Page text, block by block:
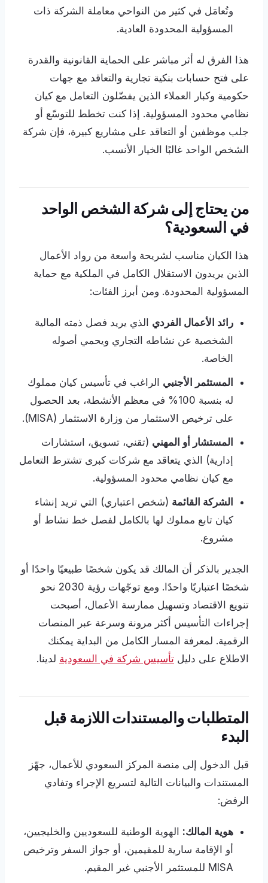
وتُعامَل في كثير من النواحي معاملة الشركة ذات
المسؤولية المحدودة العادية.
هذا الفرق له أثر مباشر على الحماية القانونية والقدرة
على فتح حسابات بنكية تجارية والتعاقد مع جهات
حكومية وكبار العملاء الذين يفضّلون التعامل مع كيان
نظامي محدود المسؤولية. إذا كنت تخطط للتوسّع أو
جلب موظفين أو التعاقد على مشاريع كبيرة، فإن شركة
الشخص الواحد غالبًا الخيار الأنسب.
من يحتاج إلى شركة الشخص الواحد
في السعودية؟
هذا الكيان مناسب لشريحة واسعة من رواد الأعمال
الذين يريدون الاستقلال الكامل في الملكية مع حماية
المسؤولية المحدودة. ومن أبرز الفئات:
رائد الأعمال الفردي الذي يريد فصل ذمته المالية
الشخصية عن نشاطه التجاري ويحمي أصوله
الخاصة.
المستثمر الأجنبي الراغب في تأسيس كيان مملوك
له بنسبة 100% في معظم الأنشطة، بعد الحصول
على ترخيص الاستثمار من وزارة الاستثمار (MISA).
المستشار أو المهني (تقني، تسويق، استشارات
إدارية) الذي يتعاقد مع شركات كبرى تشترط التعامل
مع كيان نظامي محدود المسؤولية.
الشركة القائمة (شخص اعتباري) التي تريد إنشاء
كيان تابع مملوك لها بالكامل لفصل خط نشاط أو
مشروع.
الجدير بالذكر أن المالك قد يكون شخصًا طبيعيًا واحدًا أو
شخصًا اعتباريًا واحدًا. ومع توجّهات رؤية 2030 نحو
تنويع الاقتصاد وتسهيل ممارسة الأعمال، أصبحت
إجراءات التأسيس أكثر مرونة وسرعة عبر المنصات
الرقمية. لمعرفة المسار الكامل من البداية يمكنك
الاطلاع على دليل تأسيس شركة في السعودية لدينا.
المتطلبات والمستندات اللازمة قبل
البدء
قبل الدخول إلى منصة المركز السعودي للأعمال، جهّز
المستندات والبيانات التالية لتسريع الإجراء وتفادي
الرفض:
هوية المالك: الهوية الوطنية للسعوديين والخليجيين،
أو الإقامة سارية للمقيمين، أو جواز السفر وترخيص
MISA للمستثمر الأجنبي غير المقيم.